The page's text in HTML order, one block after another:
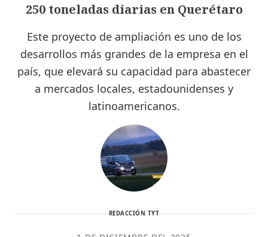
250 toneladas diarias en Querétaro
Este proyecto de ampliación es uno de los
desarrollos más grandes de la empresa en el
país, que elevará su capacidad para abastecer
a mercados locales, estadounidenses y
latinoamericanos.
REDACCIÓN TYT